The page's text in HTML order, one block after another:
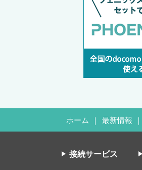
ホーム 最新情報
接続サービス